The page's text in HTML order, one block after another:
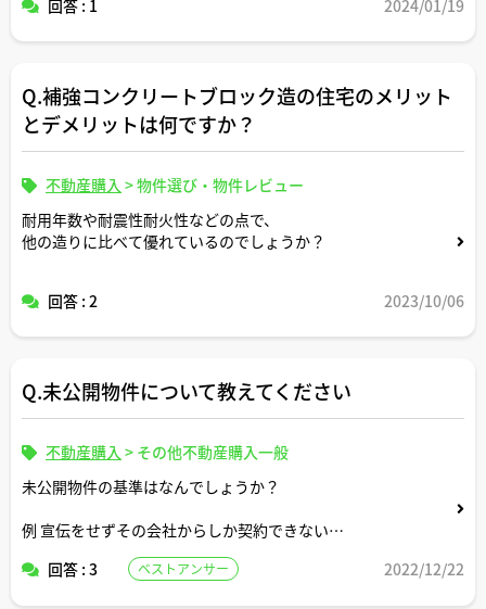
回答 : 1 2024/01/19
Q.補強コンクリートブロック造の住宅のメリット
とデメリットは何ですか？
不動産購入 >物件選び・物件レビュー
耐用年数や耐震性耐火性などの点で、
他の造りに比べて優れているのでしょうか？
回答 : 2 2023/10/06
Q.未公開物件について教えてください
不動産購入 > その他不動産購入一般
未公開物件の基準はなんでしょうか？
例 宣伝をせずその会社からしか契約できない
回答 : 3 ベストアンサー 2022/12/22